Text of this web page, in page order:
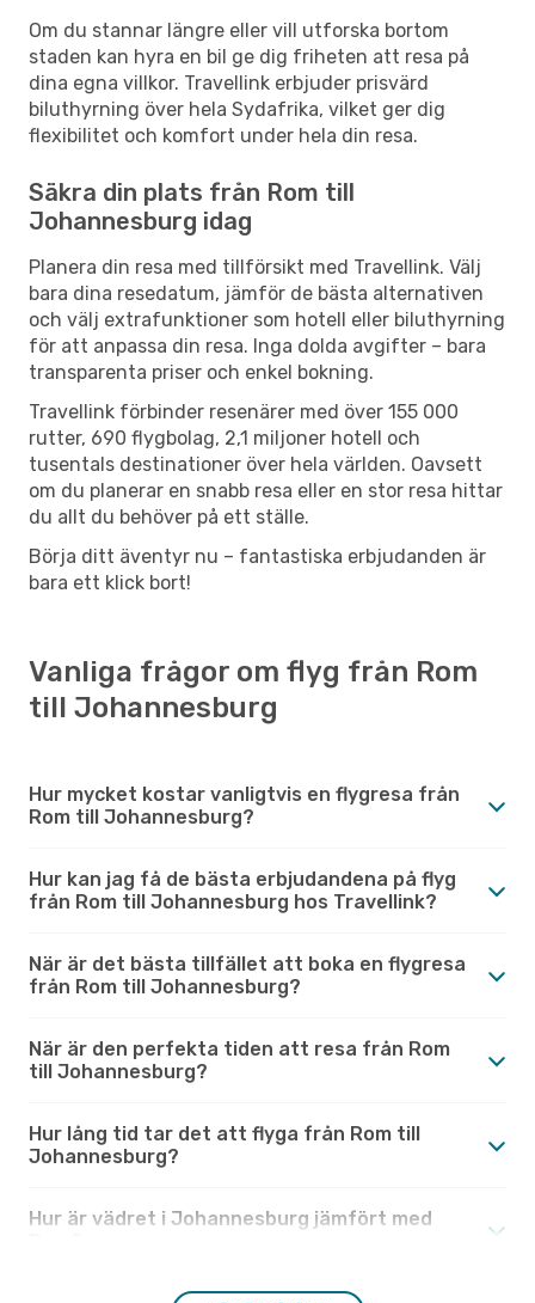
Om du stannar längre eller vill utforska bortom
staden kan hyra en bil ge dig friheten att resa på
dina egna villkor. Travellink erbjuder prisvärd
biluthyrning över hela Sydafrika, vilket ger dig
flexibilitet och komfort under hela din resa.
Säkra din plats från Rom till
Johannesburg idag
Planera din resa med tillförsikt med Travellink. Välj
bara dina resedatum, jämför de bästa alternativen
och välj extrafunktioner som hotell eller biluthyrning
för att anpassa din resa. Inga dolda avgifter – bara
transparenta priser och enkel bokning.
Travellink förbinder resenärer med över 155 000
rutter, 690 flygbolag, 2,1 miljoner hotell och
tusentals destinationer över hela världen. Oavsett
om du planerar en snabb resa eller en stor resa hittar
du allt du behöver på ett ställe.
Börja ditt äventyr nu – fantastiska erbjudanden är
bara ett klick bort!
Vanliga frågor om flyg från Rom
till Johannesburg
Hur mycket kostar vanligtvis en flygresa från
Rom till Johannesburg?
Hur kan jag få de bästa erbjudandena på flyg
från Rom till Johannesburg hos Travellink?
När är det bästa tillfället att boka en flygresa
från Rom till Johannesburg?
När är den perfekta tiden att resa från Rom
till Johannesburg?
Hur lång tid tar det att flyga från Rom till
Johannesburg?
Hur är vädret i Johannesburg jämfört med